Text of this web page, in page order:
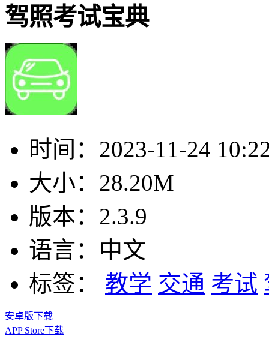
驾照考试宝典
时间： 2023-11-24
大小： 28.20M
版本： 2.3.9
语言： 中文
标签：
教学 交通 考试
安卓版下载
APP Store下载